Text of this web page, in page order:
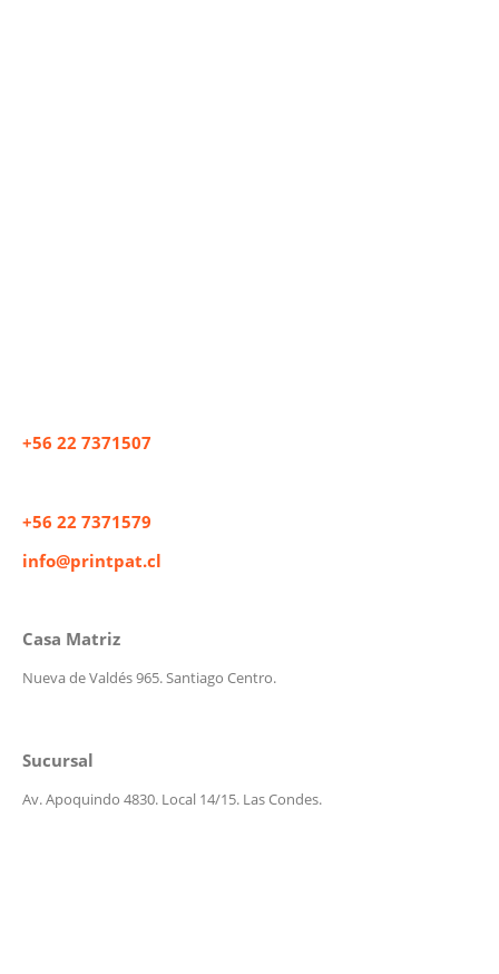
+56 22 7371507
+56 22 7371579
info@printpat.cl
Casa Matriz
Nueva de Valdés 965. Santiago Centro.
Sucursal
Av. Apoquindo 4830. Local 14/15. Las Condes.